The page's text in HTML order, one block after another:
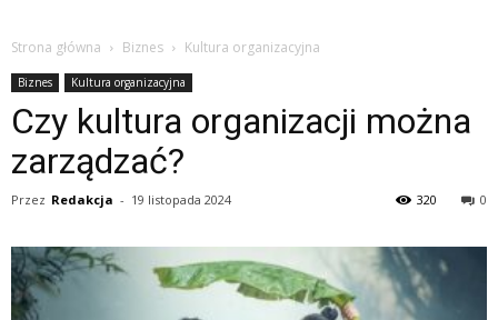
Strona główna Biznes Kultura organizacyjna
Biznes Kultura organizacyjna
Czy kultura organizacji można
zarządzać?
Przez Redakcja - 19 listopada 2024 0
320